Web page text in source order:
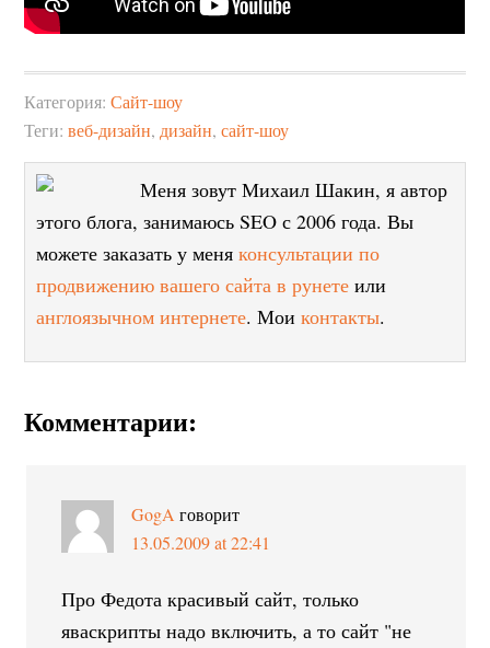
Категория:Сайт-шоу
Теги:веб-дизайн, дизайн,сайт-шоу
Меня зовут Михаил Шакин, я автор
этого блога, занимаюсь SEO с 2006 года. Вы
можете заказать у меняконсультации по
продвижению вашего сайта в рунете или
англоязычном интернете. Моиконтакты.
Комментарии:
GogA говорит
13.05.2009 at 22:41
Про Федота красивый сайт, только
яваскрипты надо включить, а то сайт "не